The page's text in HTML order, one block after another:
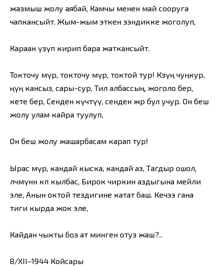
жазмыш жолу аябай, Камчы менен май сооруга
чапкансыйт. Жым-жым эткен ээндикке жоголуп,
Караан үзүп кирип бара жаткансыйт.
Токточу өмүр, токточу өмүр, токтой тур! Көзүң чуңкур,
өңүң кансыз, сары-сур, Тил албассың, жоголо бер,
кете бер, Сенден күчтүү, сенден өжөр бул учур. Он беш
жолу улам кайра туулуп,
Он беш жолу жашарбасам карап тур!
Ырас өмүр, кандай кыска, кандай аз, Тагдыр ошол,
өлчөмүнөн көп кылбас, Бирок чиркин аздыгына мейли
эле, Анын октой тездигине катат баш. Кечээ гана
тиги кырда жок эле,
Кайдан чыкты боз ат минген отуз жаш?..
8/ХII–1944 Койсары